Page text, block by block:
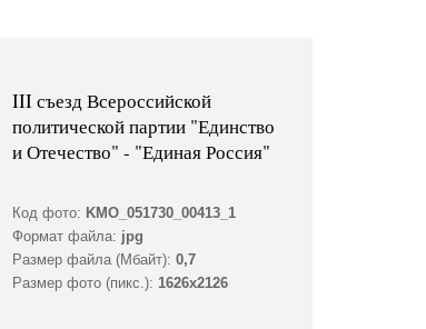
III съезд Всероссийской
политической партии "Единство
и Отечество" - "Единая Россия"
Код фото: KMO_051730_00413_1
Формат файла: jpg
Размер файла (Мбайт): 0,7
Размер фото (пикс.): 1626x2126